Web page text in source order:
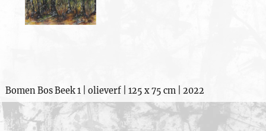
Bomen Bos Beek 1 | olieverf | 125 x 75 cm | 2022